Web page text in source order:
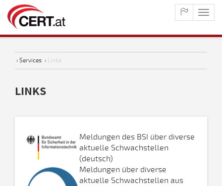
› Services › Links
LINKS
Meldungen des BSI über diverse
aktuelle Schwachstellen
(deutsch)
Meldungen über diverse
aktuelle Schwachstellen aus